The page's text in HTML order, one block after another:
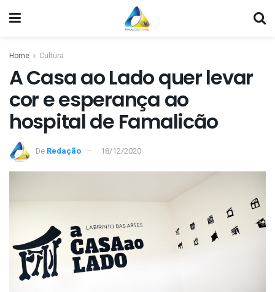
Home Cultura
A Casa ao Lado quer levar
cor e esperança ao
hospital de Famalicão
De Redação 18/12/2020